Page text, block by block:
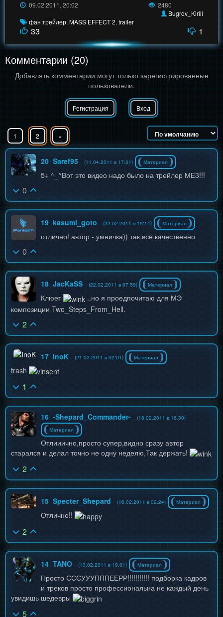
09.02.2011, 20:02
2480
Bugrov_Kirill
фан трейлер, MASS EFFECT 2, trailer
33 1
Комментарии (20)
Добавлять комментарии могут только зарегистрированные
пользователи.
Регистрация Вход
1 2 »
20 Saref95 (11.04.2011 в 17:31) Материал
5+ ^_^Вот это видео надо было на трейлер МЕ3!!!
0
19 kasumi_goto (22.02.2011 в 19:14) Материал
отлично! автор - умничка)) так всё качественно
0
18 JacKaSS (22.02.2011 в 07:59) Материал
Клюет
..но я проедпочитаю для МЭ
композиции Two_Steps_From_Hell.
2
17 InoK (21.02.2011 в 02:01) Материал
trash
1
16 -Shepard_Commander-
(18.02.2011 в 16:30)
Материал
Отлииично,просто супер,видно сразу автор
старался и делал точно не одну неделю,Так держать!
2
15 Specter_Shepard (16.02.2011 в 02:24) Материал
Отлично!!
2
14 TANO (13.02.2011 в 19:01) Материал
Просто СССУУУПППЕЕРР!!!!!!!!!!! подборка кадров
и треков просто профессиональна не каждый день
увидишь шедевры
5